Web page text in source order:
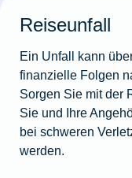
Reiseunfall
Ein Unfall kann
finanzielle Folgen
Sorgen Sie mit der
Sie und Ihre
bei schweren
werden.